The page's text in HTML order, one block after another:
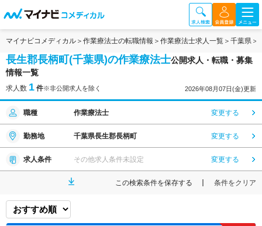
マイナビコメディカル 作業療法士の転職情報 作業療法士求人一覧 千葉県
長生郡長柄町(千葉県)の作業療法士公開求人・転職・募集
情報一覧
求人数 1 件※非公開求人を除く 2026年08月07日(金)更新
職種 作業療法士 変更する
勤務地 千葉県長生郡長柄町 変更する
求人条件 その他求人条件未設定 変更する
この検索条件を保存する 条件をクリア